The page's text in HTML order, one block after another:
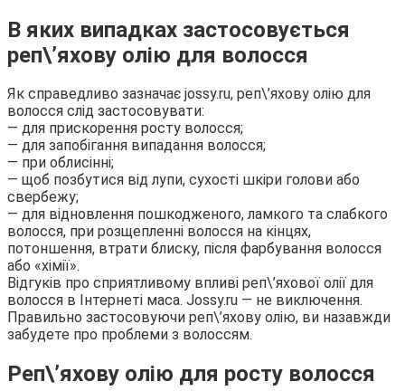
В яких випадках застосовується
реп\’яхову олію для волосся
Як справедливо зазначає jossy.ru, реп\’яхову олію для
волосся слід застосовувати:
— для прискорення росту волосся;
— для запобігання випадання волосся;
— при облисінні;
— щоб позбутися від лупи, сухості шкіри голови або
свербежу;
— для відновлення пошкодженого, ламкого та слабкого
волосся, при розщепленні волосся на кінцях,
потоншення, втрати блиску, після фарбування волосся
або «хімії».
Відгуків про сприятливому впливі реп\’яхової олії для
волосся в Інтернеті маса. Jossy.ru — не виключення.
Правильно застосовуючи реп\’яхову олію, ви назавжди
забудете про проблеми з волоссям.
Реп\’яхову олію для росту волосся